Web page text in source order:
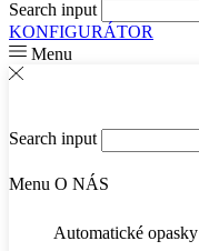
Search input
KONFIGURÁTOR
Menu
Search input
Menu O NÁS
Automatické opasky